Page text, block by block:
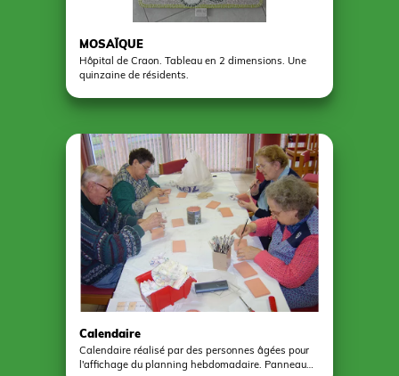
MOSAÏQUE
Hôpital de Craon. Tableau en 2 dimensions. Une
quinzaine de résidents.
Calendaire
Calendaire réalisé par des personnes âgées pour
l'affichage du planning hebdomadaire. Panneau